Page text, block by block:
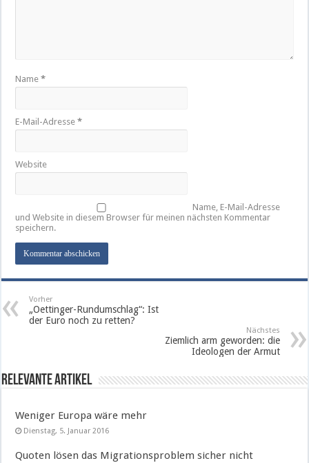
Name*
E-Mail-Adresse*
Website
Name, E-Mail-Adresse
und Website in diesem Browser für meinen nächsten Kommentar
speichern.
Vorher
„Oettinger-Rundumschlag“: Ist
der Euro noch zu retten?
Nächstes
Ziemlich arm geworden: die
Ideologen der Armut
Relevante Artikel
Weniger Europa wäre mehr
Dienstag, 5. Januar 2016
Quoten lösen das Migrationsproblem sicher nicht